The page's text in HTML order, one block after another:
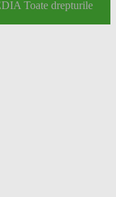
Toate drepturile